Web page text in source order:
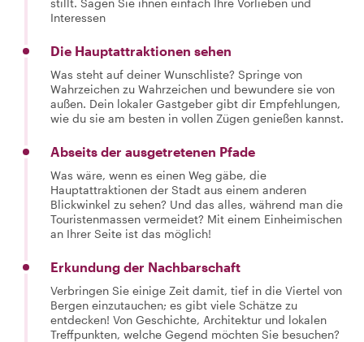
stillt. Sagen Sie ihnen einfach Ihre Vorlieben und
Interessen
Die Hauptattraktionen sehen
Was steht auf deiner Wunschliste? Springe von
Wahrzeichen zu Wahrzeichen und bewundere sie von
außen. Dein lokaler Gastgeber gibt dir Empfehlungen,
wie du sie am besten in vollen Zügen genießen kannst.
Abseits der ausgetretenen Pfade
Was wäre, wenn es einen Weg gäbe, die
Hauptattraktionen der Stadt aus einem anderen
Blickwinkel zu sehen? Und das alles, während man die
Touristenmassen vermeidet? Mit einem Einheimischen
an Ihrer Seite ist das möglich!
Erkundung der Nachbarschaft
Verbringen Sie einige Zeit damit, tief in die Viertel von
Bergen einzutauchen; es gibt viele Schätze zu
entdecken! Von Geschichte, Architektur und lokalen
Treffpunkten, welche Gegend möchten Sie besuchen?